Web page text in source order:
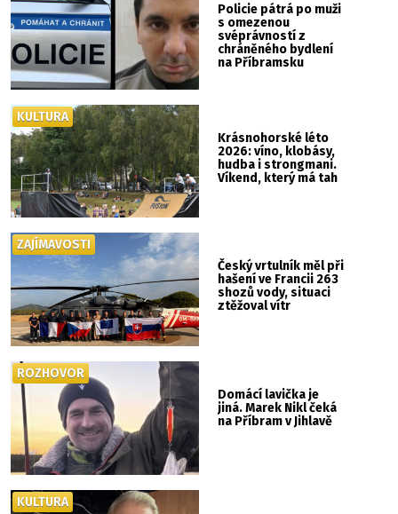
Policie pátrá po muži
s omezenou
svéprávností z
chráněného bydlení
na Příbramsku
Krásnohorské léto
2026: víno, klobásy,
hudba i strongmani.
Víkend, který má tah
KULTURA
Český vrtulník měl při
hašení ve Francii 263
shozů vody, situaci
ztěžoval vítr
ZAJÍMAVOSTI
Domácí lavička je
jiná. Marek Nikl čeká
na Příbram v Jihlavě
ROZHOVOR
KULTURA